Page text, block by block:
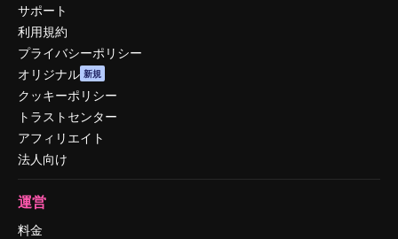
サポート
利用規約
プライバシーポリシー
オリジナル 新規
クッキーポリシー
トラストセンター
アフィリエイト
法人向け
運営
料金